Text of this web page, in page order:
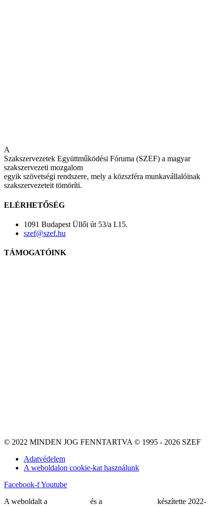
A
Szakszervezetek Együttműködési Fóruma (SZEF) a magyar
szakszervezeti mozgalom
egyik szövetségi rendszere, mely a közszféra munkavállalóinak
szakszervezeteit tömöríti.
ELÉRHETŐSÉG
1091 Budapest Üllői út 53/a I.15.
szef@szef.hu
TÁMOGATÓINK
© 2022 MINDEN JOG FENNTARTVA © 1995 - 2026 SZEF
Adatvédelem
A weboldalon cookie-kat használunk
Facebook-fYoutube
A weboldalt a
és a
készítette 2022-